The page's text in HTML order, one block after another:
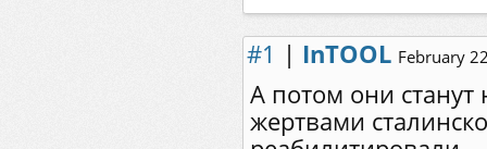
#1 | InTOOL February
А потом они
жертвами